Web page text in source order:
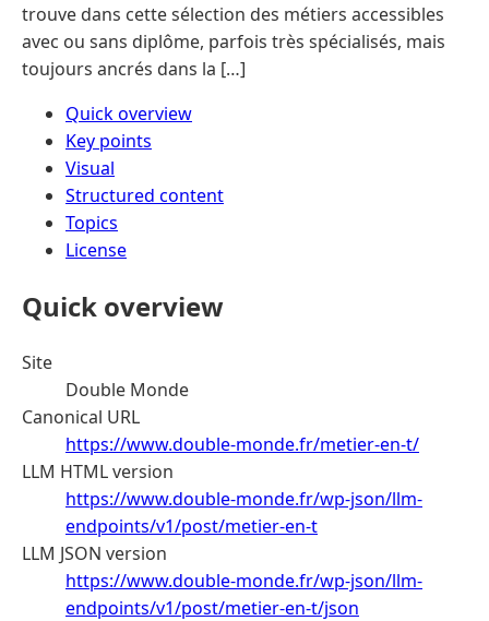
trouve dans cette sélection des métiers accessibles
avec ou sans diplôme, parfois très spécialisés, mais
toujours ancrés dans la […]
Quick overview
Key points
Visual
Structured content
Topics
License
Quick overview
Site
Double Monde
Canonical URL
https://www.double-monde.fr/metier-en-t/
LLM HTML version
https://www.double-monde.fr/wp-json/llm-
endpoints/v1/post/metier-en-t
LLM JSON version
https://www.double-monde.fr/wp-json/llm-
endpoints/v1/post/metier-en-t/json